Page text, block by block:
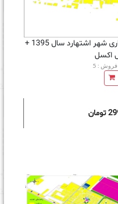
نقشه شیپ فایل بلوک آماری شهر اشتهارد سال 1395 +
اكسل
فروش : 5